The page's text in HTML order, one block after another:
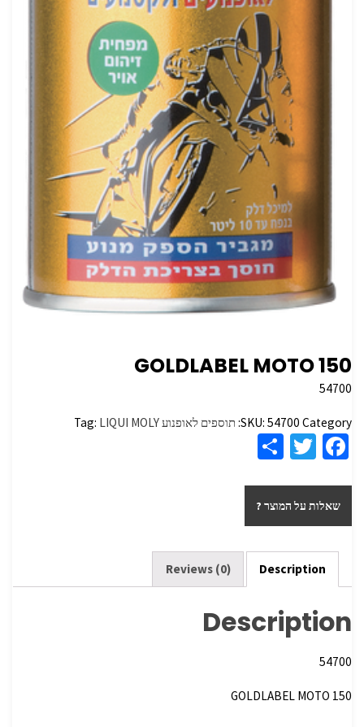
GOLDLABEL MOTO 150
54700
SKU: 54700 Category: תוספים לאופנוע Tag: LIQUI MOLY
Fa
b
o
o
k
T
tt
er
ar
e
שאלות על המוצר ?
Description
Reviews (0)
Description
54700
GOLDLABEL MOTO 150